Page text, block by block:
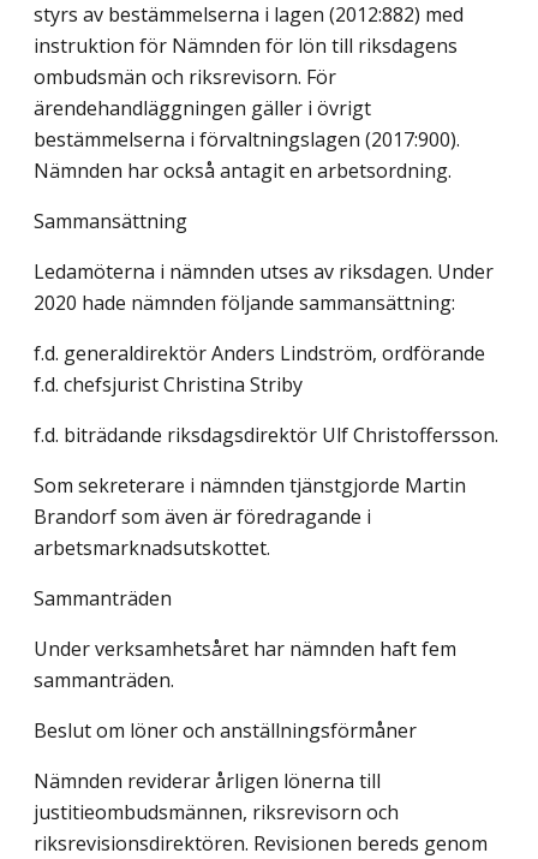
styrs av bestämmelserna i lagen (2012:882) med
instruktion för Nämnden för lön till riksdagens
ombudsmän och riksrevisorn. För
ärendehandläggningen gäller i övrigt
bestämmelserna i förvaltningslagen (2017:900).
Nämnden har också antagit en arbetsordning.
Sammansättning
Ledamöterna i nämnden utses av riksdagen. Under
2020 hade nämnden följande sammansättning:
f.d. generaldirektör Anders Lindström, ordförande
f.d. chefsjurist Christina Striby
f.d. biträdande riksdagsdirektör Ulf Christoffersson.
Som sekreterare i nämnden tjänstgjorde Martin
Brandorf som även är föredragande i
arbetsmarknadsutskottet.
Sammanträden
Under verksamhetsåret har nämnden haft fem
sammanträden.
Beslut om löner och anställningsförmåner
Nämnden reviderar årligen lönerna till
justitieombudsmännen, riksrevisorn och
riksrevisionsdirektören. Revisionen bereds genom